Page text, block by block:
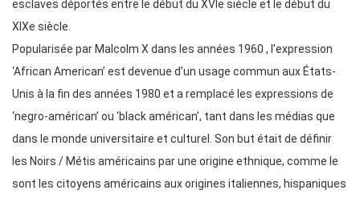
esclaves déportés entre le début du XVIe siècle et le début du
XIXe siècle.
Popularisée par Malcolm X dans les années 1960 , l’expression
‘African American’ est devenue d’un usage commun aux États-
Unis à la fin des années 1980 et a remplacé les expressions de
‘negro-américan’ ou ‘black américan’, tant dans les médias que
dans le monde universitaire et culturel. Son but était de définir
les Noirs / Métis américains par une origine ethnique, comme le
sont les citoyens américains aux origines italiennes, hispaniques